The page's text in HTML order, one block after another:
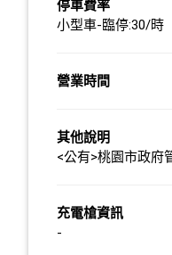
停車費率
小型車-臨停:30/時
營業時間
其他說明
<公有>桃園市政府
充電槍資訊
-